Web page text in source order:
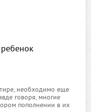
ребенок
необходимо еще
говоря, многие
пополнении в их